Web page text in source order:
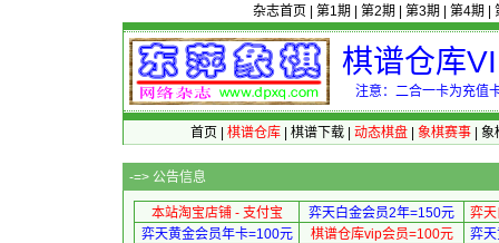
杂志首页 第1期 第2期 第3期 第4期
棋谱仓库
注意：二合一卡为充值
首页 棋谱仓库| 棋谱下载| 动态棋盘| 象棋赛事| 象
-=> 公告信息
本站淘宝店铺 - 支付宝 弈天白金会员2年=150元
弈
弈天黄金会员年卡=100元
棋谱仓库vip会员=100元 弈